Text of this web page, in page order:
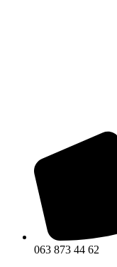
063 873 44 62